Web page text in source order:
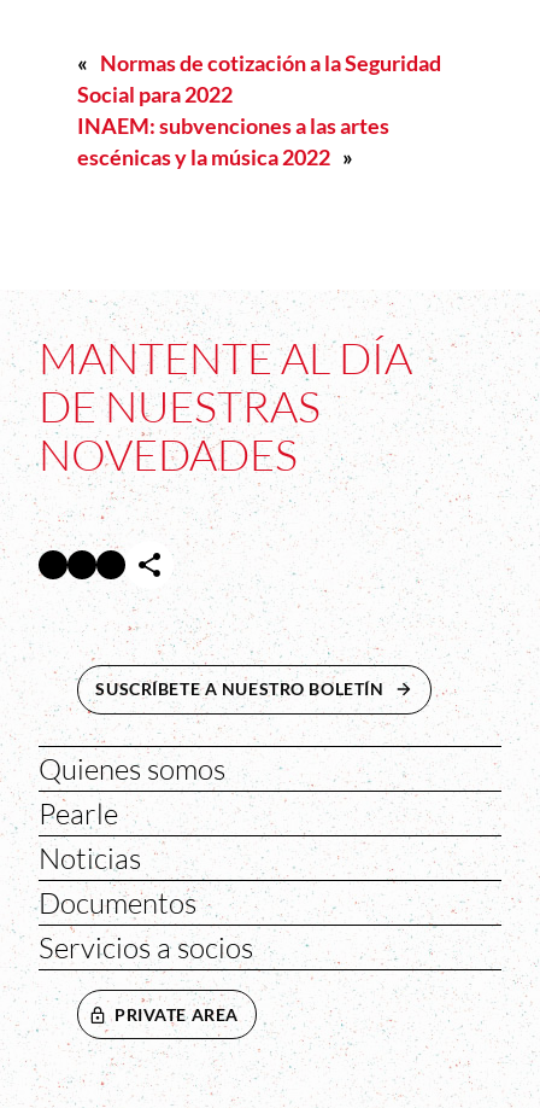
« Normas de cotización a la Seguridad
Social para 2022
INAEM: subvenciones a las artes
escénicas y la música 2022 »
MANTENTE AL DÍA
DE NUESTRAS
NOVEDADES
Facebook Abre en nueva ventana
Twitter Abre en nueva ventana
InstagramAbre en nueva ventana
SUSCRÍBETE A NUESTRO BOLETÍN ABRE EN NUEVA
Quienes somos
Pearle
Noticias
Documentos
Servicios a socios
PRIVATE AREA